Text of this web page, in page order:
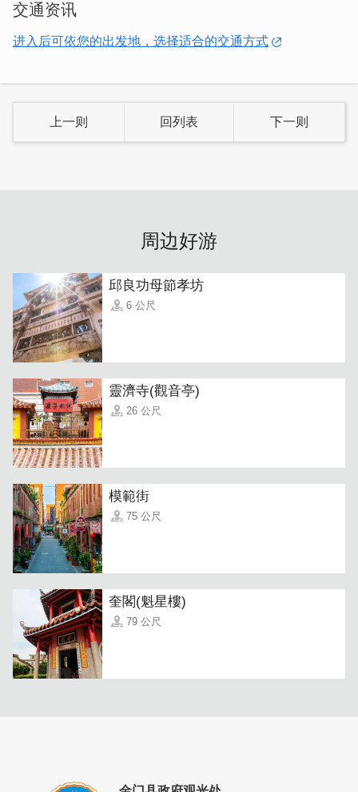
模，一气呵成，古法制作蛋卷的流程让人看了流连忘返，蛋
形状和一般熟知的蛋卷不同，每包大约10片，因为是古法
柴烧，所以每片蛋卷的颜色会稍微不同，吃起来酥脆且带有
交通资讯
进入后可依您的出发地，选择适合的交通方式
上一则 回列表 下一则
周边好游
邱良功母節孝坊
6 公尺
靈濟寺(觀音亭)
26 公尺
模範街
75 公尺
奎閣(魁星樓)
79 公尺